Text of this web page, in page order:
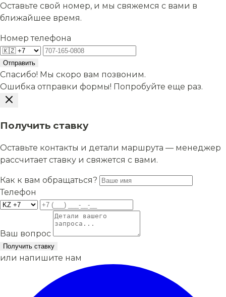
Оставьте свой номер, и мы свяжемся с вами в
ближайшее время.
Номер телефона
Отправить
Спасибо! Мы скоро вам позвоним.
Ошибка отправки формы! Попробуйте еще раз.
Получить ставку
Оставьте контакты и детали маршрута — менеджер
рассчитает ставку и свяжется с вами.
Как к вам обращаться?
Телефон
Ваш вопрос
Получить ставку
или напишите нам